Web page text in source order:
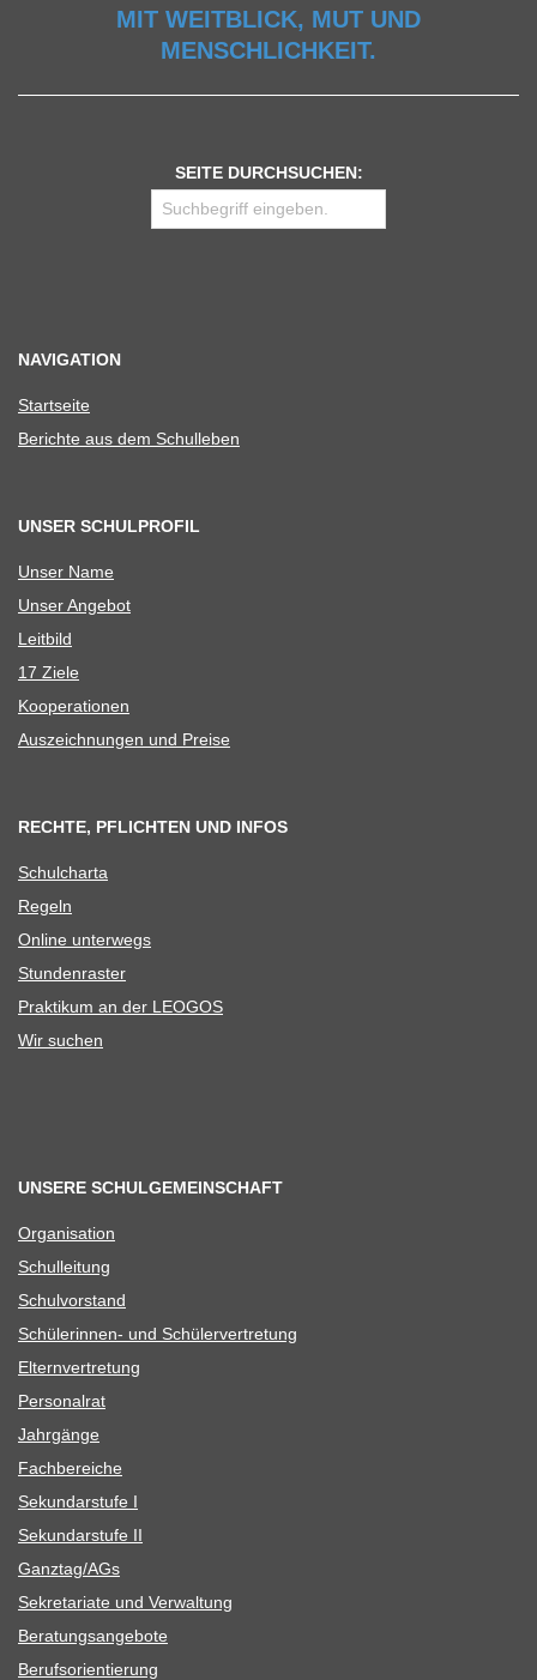
MIT WEITBLICK, MUT UND
MENSCHLICHKEIT.
SEITE DURCHSUCHEN:
NAVIGATION
Start­seite
Berichte aus dem Schulleben
UNSER SCHULPROFIL
Unser Name
Unser Ange­bot
Leit­bild
17 Ziele
Koope­ra­tio­nen
Aus­zeich­nun­gen und Preise
RECHTE, PFLICHTEN UND INFOS
Schul­charta
Regeln
Online unter­wegs
Stun­den­ras­ter
Prak­ti­kum an der LEOGOS
Wir suchen
UNSERE SCHULGEMEINSCHAFT
Orga­ni­sa­tion
Schul­lei­tung
Schul­vor­stand
Schü­le­rin­nen- und Schülervertretung
Eltern­ver­tre­tung
Per­so­nal­rat
Jahr­gänge
Fach­be­rei­che
Sekun­dar­stufe I
Sekun­dar­stufe II
Ganztag/​​AGs
Sekre­ta­riate und Verwaltung
Bera­tungs­an­ge­bote
Berufs­ori­en­tie­rung